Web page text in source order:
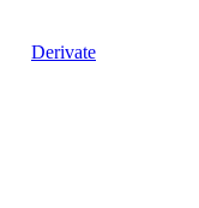
Derivate